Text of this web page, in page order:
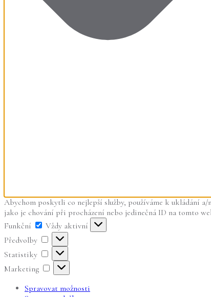
Abychom poskytli co nejlepší služby, používáme k ukládání
jako je chování při procházení nebo jedinečná ID na tomto
Funkční
Funkční
Vždy aktivní
Předvolby
Předvolby
Statistiky
Statistiky
Marketing
Marketing
Spravovat možnosti